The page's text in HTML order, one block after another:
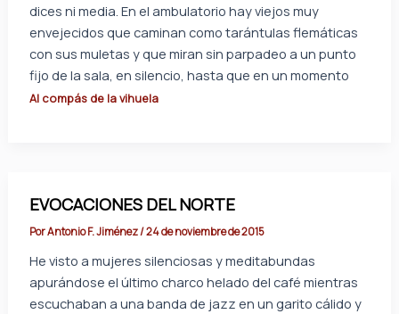
dices ni media. En el ambulatorio hay viejos muy
envejecidos que caminan como tarántulas flemáticas
con sus muletas y que miran sin parpadeo a un punto
fijo de la sala, en silencio, hasta que en un momento
Al compás de la vihuela
EVOCACIONES DEL NORTE
PorAntonio F. Jiménez/24 de noviembre de 2015
He visto a mujeres silenciosas y meditabundas
apurándose el último charco helado del café mientras
escuchaban a una banda de jazz en un garito cálido y